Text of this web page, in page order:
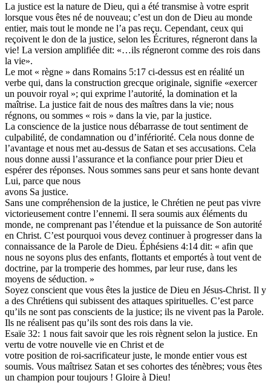
La justice est la nature de Dieu, qui a été transmise à votre esprit
lorsque vous êtes né de nouveau; c’est un don de Dieu au monde
entier, mais tout le monde ne l’a pas reçu. Cependant, ceux qui
reçoivent le don de la justice, selon les Écritures, régneront dans la
vie! La version amplifiée dit: «…ils régneront comme des rois dans
la vie».
Le mot « règne » dans Romains 5:17 ci-dessus est en réalité un
verbe qui, dans la construction grecque originale, signifie «exercer
un pouvoir royal »; qui exprime l’autorité, la domination et la
maîtrise. La justice fait de nous des maîtres dans la vie; nous
régnons, ou sommes « rois » dans la vie, par la justice.
La conscience de la justice nous débarrasse de tout sentiment de
culpabilité, de condamnation ou d’infériorité. Cela nous donne de
l’avantage et nous met au-dessus de Satan et ses accusations. Cela
nous donne aussi l’assurance et la confiance pour prier Dieu et
espérer des réponses. Nous sommes sans peur et sans honte devant
Lui, parce que nous
avons Sa justice.
Sans une compréhension de la justice, le Chrétien ne peut pas vivre
victorieusement contre l’ennemi. Il sera soumis aux éléments du
monde, ne comprenant pas l’étendue et la puissance de Son autorité
en Christ. C’est pourquoi vous devez continuer à progresser dans la
connaissance de la Parole de Dieu. Éphésiens 4:14 dit: « afin que
nous ne soyons plus des enfants, flottants et emportés à tout vent de
doctrine, par la tromperie des hommes, par leur ruse, dans les
moyens de séduction. »
Soyez conscient que vous êtes la justice de Dieu en Jésus-Christ. Il y
a des Chrétiens qui subissent des attaques spirituelles. C’est parce
qu’ils ne sont pas conscients de la justice; ils ne vivent pas la Parole.
Ils ne réalisent pas qu’ils sont des rois dans la vie.
Esaïe 32: 1 nous fait savoir que les rois règnent selon la justice. En
vertu de votre nouvelle vie en Christ et de
votre position de roi-sacrificateur juste, le monde entier vous est
soumis. Vous maîtrisez Satan et ses cohortes des ténèbres; vous êtes
un champion pour toujours ! Gloire à Dieu!